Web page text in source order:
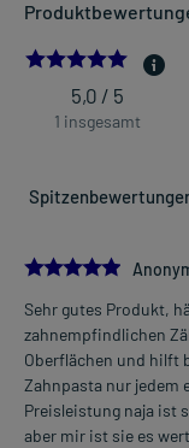
5.0
5,0 / 5
1 insgesamt
5.0
Sehr gutes Produkt,
zahnempfindlichen
Oberflächen und hilft
Zahnpasta nur jedem
Preisleistung naja ist
aber mir ist sie es